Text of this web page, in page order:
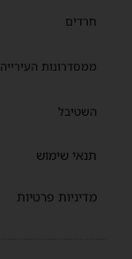
חרדים
ממסדרונות העירייה
השטיבל
תנאי שימוש
מדיניות פרטיות